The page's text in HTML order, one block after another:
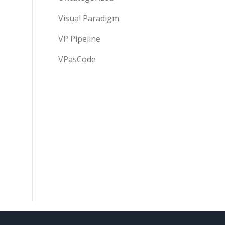
Visual Paradigm
VP Pipeline
VPasCode